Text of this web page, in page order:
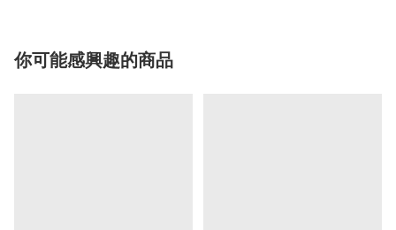
你可能感興趣的商品